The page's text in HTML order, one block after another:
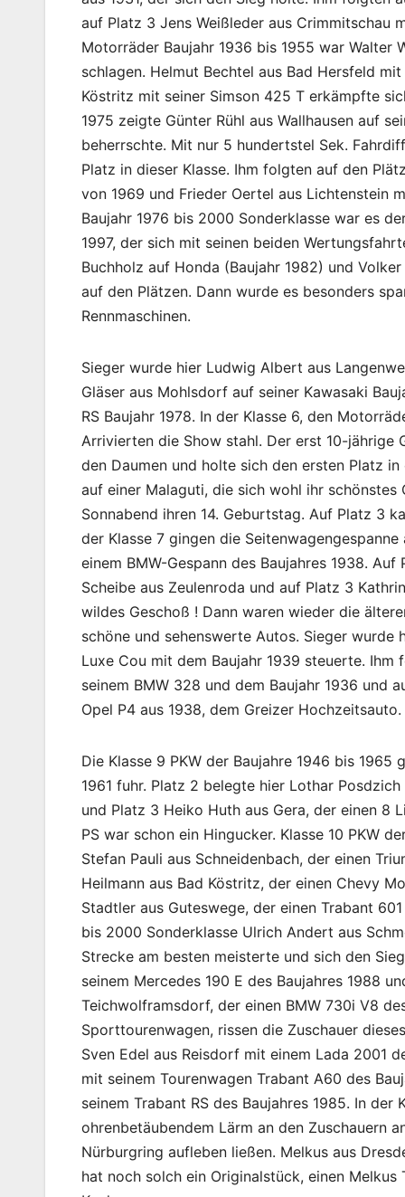
auf Platz 3 Jens Weißleder aus Crimmitschau
Motorräder Baujahr 1936 bis 1955 war Walter
schlagen. Helmut Bechtel aus Bad Hersfeld
Köstritz mit seiner Simson 425 T erkämpfte
1975 zeigte Günter Rühl aus Wallhausen auf
beherrschte. Mit nur 5 hundertstel Sek.
Platz in dieser Klasse. Ihm folgten auf den
von 1969 und Frieder Oertel aus Lichtenstein
Baujahr 1976 bis 2000 Sonderklasse war es
1997, der sich mit seinen beiden
Buchholz auf Honda (Baujahr 1982) und
auf den Plätzen. Dann wurde es besonders
Rennmaschinen.
Sieger wurde hier Ludwig Albert aus
Gläser aus Mohlsdorf auf seiner Kawasaki
RS Baujahr 1978. In der Klasse 6, den
Arrivierten die Show stahl. Der erst 10-jährige
den Daumen und holte sich den ersten Platz
auf einer Malaguti, die sich wohl ihr
Sonnabend ihren 14. Geburtstag. Auf Platz 3
der Klasse 7 gingen die
einem BMW-Gespann des Baujahres 1938.
Scheibe aus Zeulenroda und auf Platz 3
wildes Geschoß ! Dann waren wieder die
schöne und sehenswerte Autos. Sieger wurde
Luxe Cou mit dem Baujahr 1939 steuerte.
seinem BMW 328 und dem Baujahr 1936 und
Opel P4 aus 1938, dem Greizer Hochzeitsauto.
Die Klasse 9 PKW der Baujahre 1946 bis 1965
1961 fuhr. Platz 2 belegte hier Lothar
und Platz 3 Heiko Huth aus Gera, der einen 8
PS war schon ein Hingucker. Klasse 10 PKW
Stefan Pauli aus Schneidenbach, der einen
Heilmann aus Bad Köstritz, der einen Chevy
Stadtler aus Guteswege, der einen Trabant
bis 2000 Sonderklasse Ulrich Andert aus
Strecke am besten meisterte und sich den
seinem Mercedes 190 E des Baujahres 1988
Teichwolframsdorf, der einen BMW 730i V8
Sporttourenwagen, rissen die Zuschauer
Sven Edel aus Reisdorf mit einem Lada 2001
mit seinem Tourenwagen Trabant A60 des
seinem Trabant RS des Baujahres 1985. In
ohrenbetäubendem Lärm an den Zuschauern
Nürburgring aufleben ließen. Melkus aus
hat noch solch ein Originalstück, einen